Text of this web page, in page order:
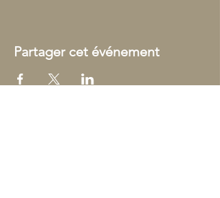
Partager cet événement